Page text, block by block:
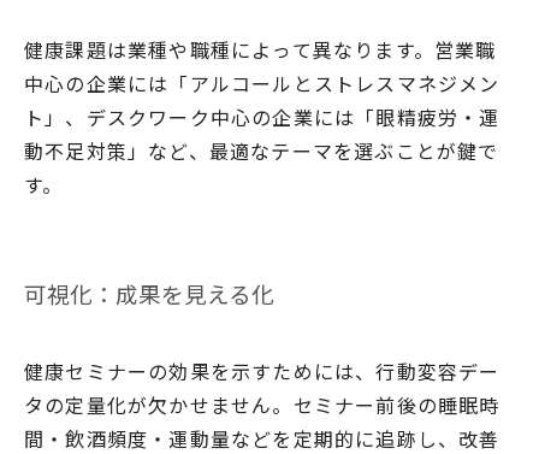
健康課題は業種や職種によって異なります。営業職
中心の企業には「アルコールとストレスマネジメン
ト」、デスクワーク中心の企業には「眼精疲労・運
動不足対策」など、最適なテーマを選ぶことが鍵で
す。
可視化：成果を見える化
健康セミナーの効果を示すためには、行動変容デー
タの定量化が欠かせません。セミナー前後の睡眠時
間・飲酒頻度・運動量などを定期的に追跡し、改善